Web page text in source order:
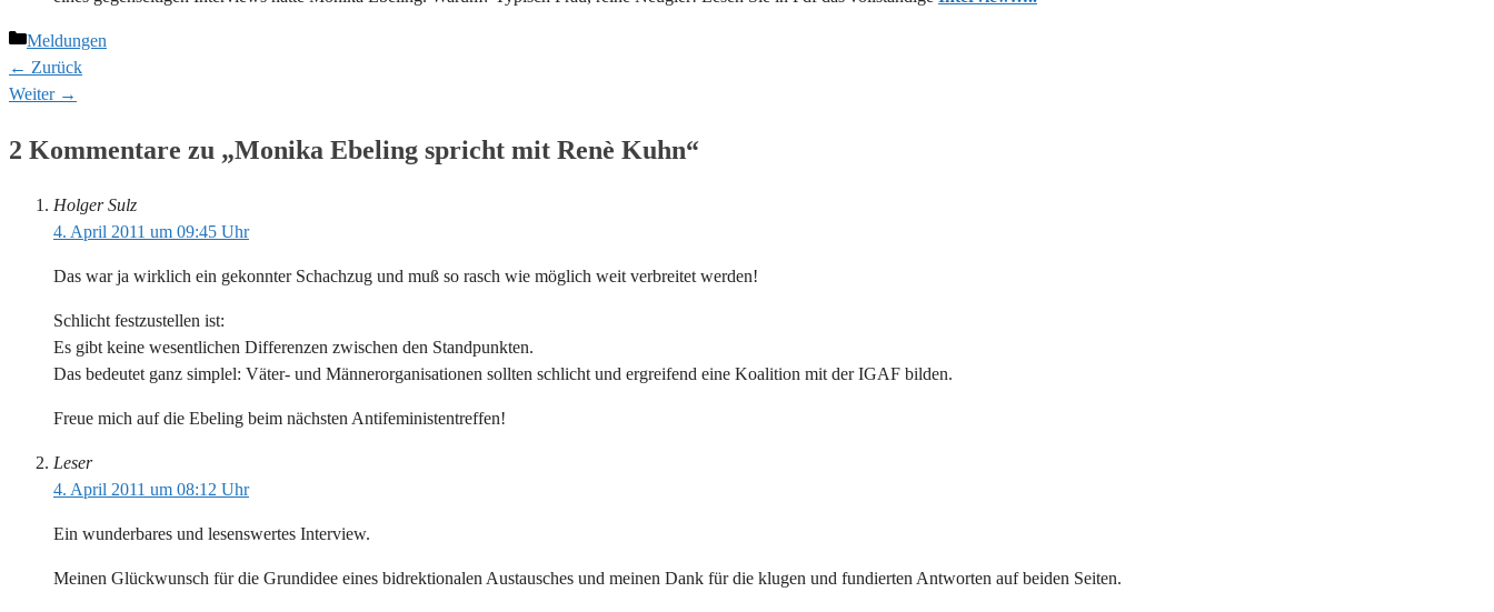
Kategorien
Meldungen
← Zurück
Weiter →
2 Kommentare zu „Monika Ebeling spricht mit Renè Kuhn“
Holger Sulz
4. April 2011 um 09:45 Uhr
Das war ja wirklich ein gekonnter Schachzug und muß so rasch wie möglich weit verbreitet werden!
Schlicht festzustellen ist:
Es gibt keine wesentlichen Differenzen zwischen den Standpunkten.
Das bedeutet ganz simplel: Väter- und Männerorganisationen sollten schlicht und ergreifend eine Koalition mit der IGAF bilden.
Freue mich auf die Ebeling beim nächsten Antifeministentreffen!
Leser
4. April 2011 um 08:12 Uhr
Ein wunderbares und lesenswertes Interview.
Meinen Glückwunsch für die Grundidee eines bidrektionalen Austausches und meinen Dank für die klugen und fundierten Antworten auf beiden Seiten.